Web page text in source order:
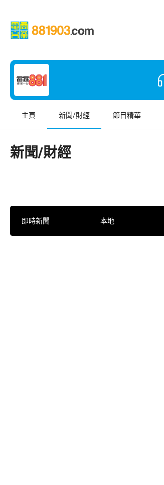
主頁 新聞/財經 節目精華
新聞/財經
即時新聞 本地